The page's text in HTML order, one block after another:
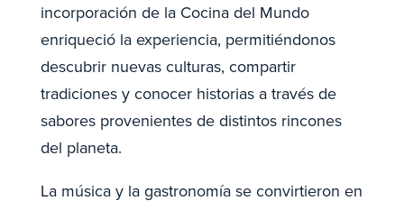
incorporación de la Cocina del Mundo
enriqueció la experiencia, permitiéndonos
descubrir nuevas culturas, compartir
tradiciones y conocer historias a través de
sabores provenientes de distintos rincones
del planeta.
La música y la gastronomía se convirtieron en